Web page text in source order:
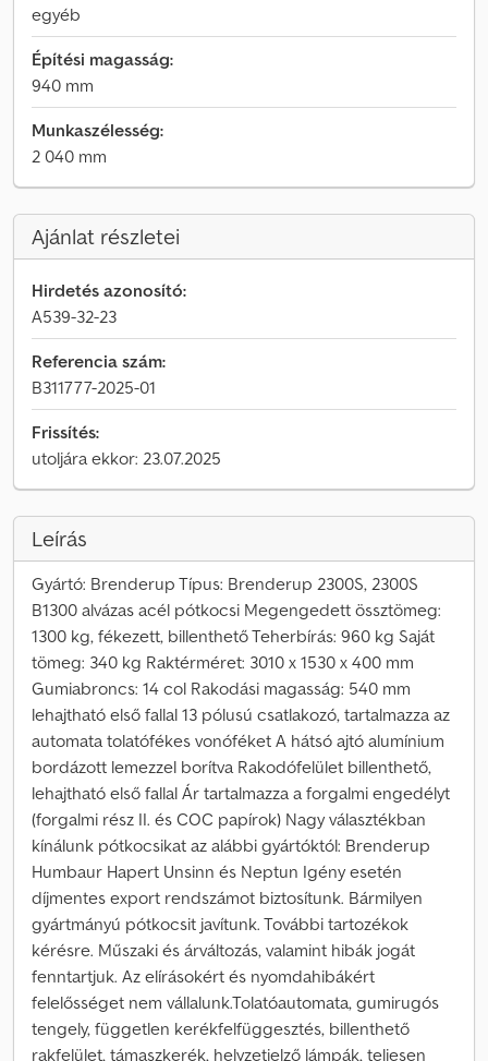
egyéb
Építési magasság:
940 mm
Munkaszélesség:
2 040 mm
Ajánlat részletei
Hirdetés azonosító:
A539-32-23
Referencia szám:
B311777-2025-01
Frissítés:
utoljára ekkor: 23.07.2025
Leírás
Gyártó: Brenderup Típus: Brenderup 2300S, 2300S
B1300 alvázas acél pótkocsi Megengedett össztömeg:
1300 kg, fékezett, billenthető Teherbírás: 960 kg Saját
tömeg: 340 kg Raktérméret: 3010 x 1530 x 400 mm
Gumiabroncs: 14 col Rakodási magasság: 540 mm
lehajtható első fallal 13 pólusú csatlakozó, tartalmazza az
automata tolatófékes vonóféket A hátsó ajtó alumínium
bordázott lemezzel borítva Rakodófelület billenthető,
lehajtható első fallal Ár tartalmazza a forgalmi engedélyt
(forgalmi rész II. és COC papírok) Nagy választékban
kínálunk pótkocsikat az alábbi gyártóktól: Brenderup
Humbaur Hapert Unsinn és Neptun Igény esetén
díjmentes export rendszámot biztosítunk. Bármilyen
gyártmányú pótkocsit javítunk. További tartozékok
kérésre. Műszaki és árváltozás, valamint hibák jogát
fenntartjuk. Az elírásokért és nyomdahibákért
felelősséget nem vállalunk.Tolatóautomata, gumirugós
tengely, független kerékfelfüggesztés, billenthető
rakfelület, támaszkerék, helyzetjelző lámpák, teljesen